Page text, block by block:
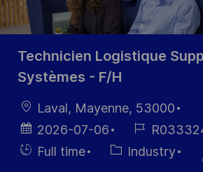
Technicien Logistique
Systèmes - F/H
LocationLaval, Mayenne, 53000
Posted
Date
2026-07-06
Job
Id
HiringFull time Category
Industry